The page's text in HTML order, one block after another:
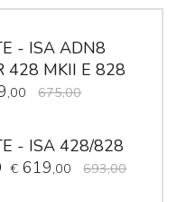
- ISA ADN8
428 MKII E 828
,00 675,00
- ISA 428/828
€ 619,00 693,00